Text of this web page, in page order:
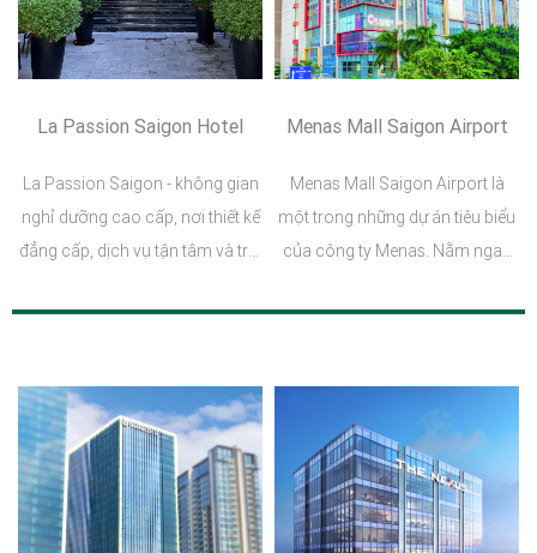
La Passion Saigon Hotel
La Passion Saigon - không gian
nghỉ dưỡng cao cấp, nơi thiết kế
đẳng cấp, dịch vụ tận tâm và trải
để tạo nên những khoảnh khắc
Menas Mall Saigon Airport
Menas Mall Saigon Airport là
một trong những dự án tiêu biểu
của công ty Menas. Nằm ngay
Nhất, Menas Mall là điểm đến lý
sắm, ẩm thực, vui chơi và giải trí
không thể bỏ lỡ cho du khách
trong và ngoài nước và cả cư
dân địa phương.